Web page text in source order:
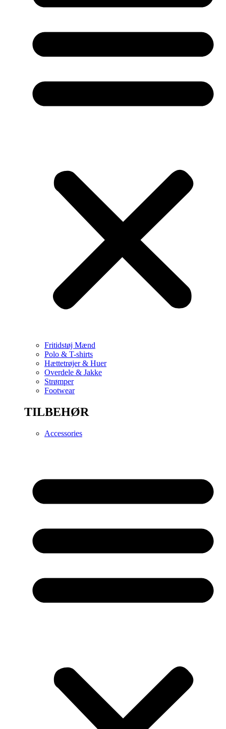
Fritidstøj Mænd
Polo & T-shirts
Hættetrøjer & Huer
Overdele & Jakke
Strømper
Footwear
TILBEHØR
Accessories